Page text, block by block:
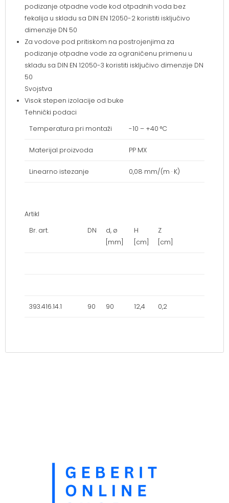
podizanje otpadne vode kod otpadnih voda bez
fekalija u skladu sa DIN EN 12050-2 koristiti isključivo
dimenzije DN 50
Za vodove pod pritiskom na postrojenjima za
podizanje otpadne vode za ograničenu primenu u
skladu sa DIN EN 12050-3 koristiti isključivo dimenzije DN
50
Svojstva
Visok stepen izolacije od buke
Tehnički podaci
Temperatura pri montaži
-10 – +40 °C
Materijal proizvoda PP MX
Linearno istezanje 0,08 mm/(m · K)
Artikl
Br. art.
DN
d, ø
[mm]
H
[cm]
Z
[cm]
393.416.14.1 90 90 12,4 0,2